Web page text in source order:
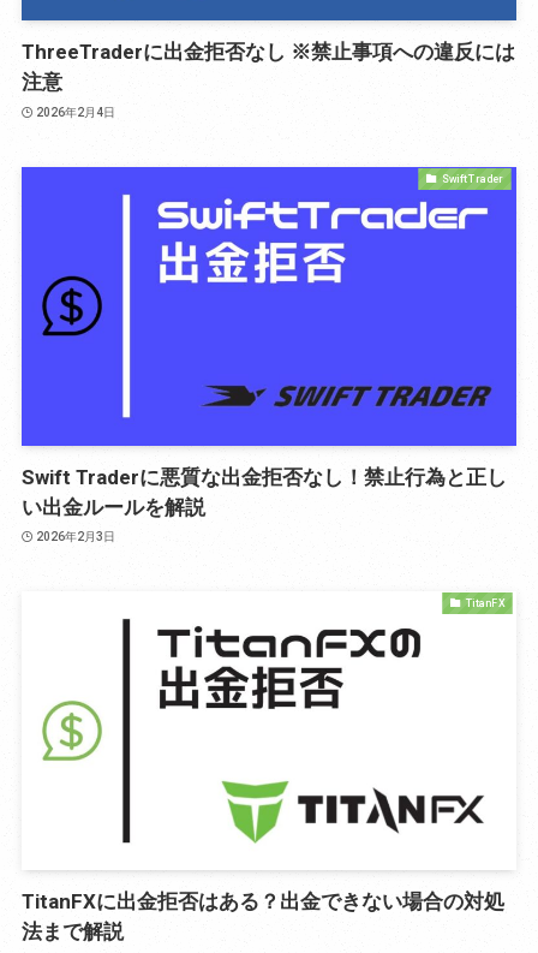
ThreeTraderに出金拒否なし ※禁止事項への違反には
注意
2026年2月4日
Swift Trader
Swift Traderに悪質な出金拒否なし！禁止行為と正し
い出金ルールを解説
2026年2月3日
TitanFX
TitanFXに出金拒否はある？出金できない場合の対処
法まで解説